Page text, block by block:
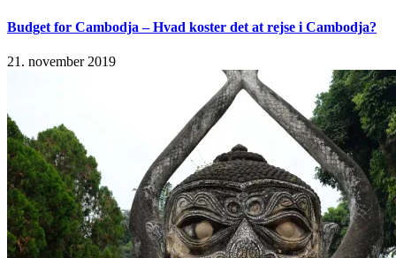
Budget for Cambodja – Hvad koster det at rejse i Cambodja?
21. november 2019